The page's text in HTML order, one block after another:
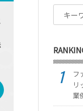
フ
リ
業